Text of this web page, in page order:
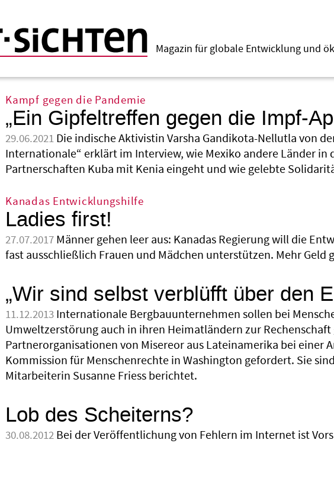
Magazin für globale Entwicklung und
Kampf gegen die Pandemie
„Ein Gipfeltreffen gegen die Impf-
29.06.2021 Die indische Aktivistin Varsha Gandikota-Nellutla von
Internationale“ erklärt im Interview, wie Mexiko andere Länder
Partnerschaften Kuba mit Kenia eingeht und wie gelebte
Kanadas Entwicklungshilfe
Ladies first!
27.07.2017 Männer gehen leer aus: Kanadas Regierung will die
fast ausschließlich Frauen und Mädchen unterstützen. Mehr Geld
„Wir sind selbst verblüfft über den
11.12.2013 Internationale Bergbauunternehmen sollen bei
Umweltzerstörung auch in ihren Heimatländern zur Rechenschaft
Partnerorganisationen von Misereor aus Lateinamerika bei einer
Kommission für Menschenrechte in Washington gefordert. Sie
Mitarbeiterin Susanne Friess berichtet.
Lob des Scheiterns?
30.08.2012 Bei der Veröffentlichung von Fehlern im Internet ist